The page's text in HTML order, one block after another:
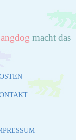
macht das